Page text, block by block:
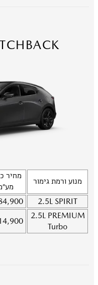
מנוע ורמת גימור
מחיר
מע"מ
2.5L SPIRIT
184,900
2.5L PREMIUM
Turbo
214,900